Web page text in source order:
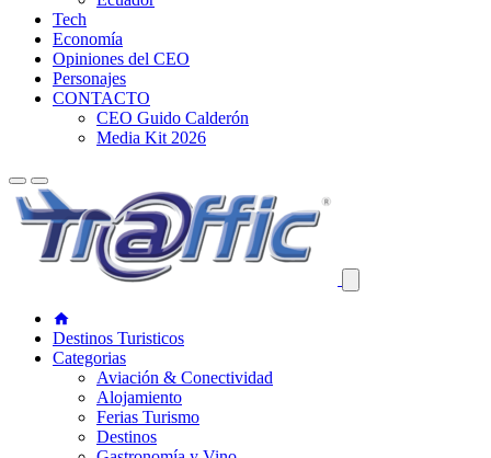
Tech
Economía
Opiniones del CEO
Personajes
CONTACTO
CEO Guido Calderón
Media Kit 2026
Destinos Turisticos
Categorias
Aviación & Conectividad
Alojamiento
Ferias Turismo
Destinos